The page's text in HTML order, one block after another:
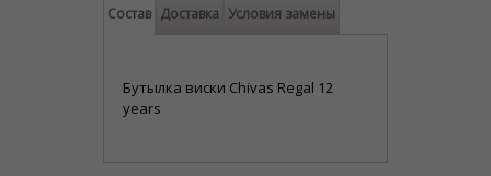
Состав Доставка Условия замены
Бутылка виски Chivas Regal 12
years